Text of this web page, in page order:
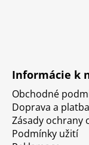
Informácie k
Obchodné
Doprava a platba
Zásady ochrany
Podmínky užití